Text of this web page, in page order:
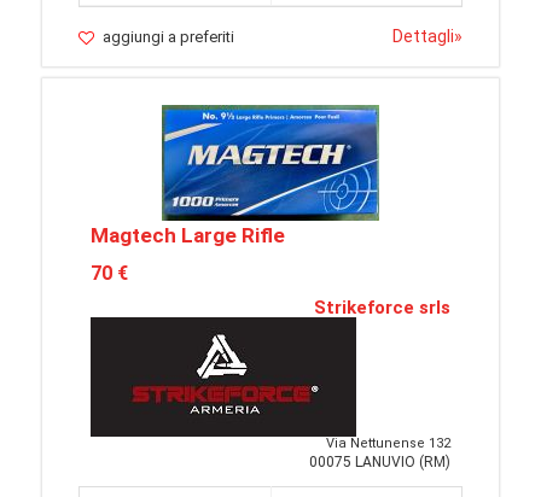
aggiungi a preferiti Dettagli»
Magtech Large Rifle
70 €
Strikeforce srls
Via Nettunense 132
00075 LANUVIO (RM)